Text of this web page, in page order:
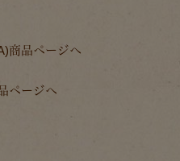
商品ページへ
ページへ